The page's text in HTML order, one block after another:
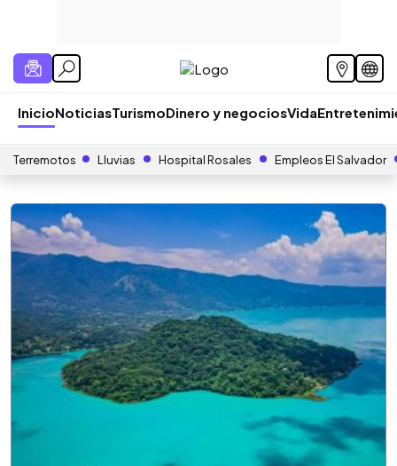
InicioNoticiasTurismoDinero y negociosVida
Terremotos Lluvias Hospital Rosales Empleos El Salvador